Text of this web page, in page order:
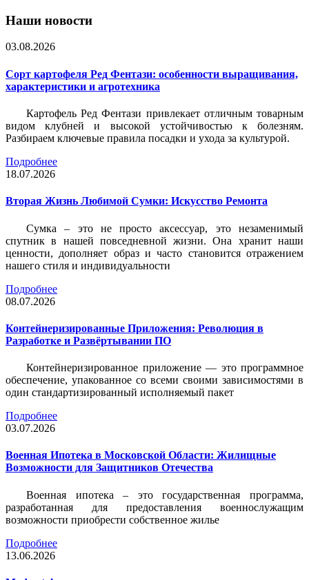
Наши новости
03.08.2026
Сорт картофеля Ред Фентази: особенности выращивания,
характеристики и агротехника
Картофель Ред Фентази привлекает отличным товарным
видом клубней и высокой устойчивостью к болезням.
Разбираем ключевые правила посадки и ухода за культурой.
Подробнее
18.07.2026
Вторая Жизнь Любимой Сумки: Искусство Ремонта
Сумка – это не просто аксессуар, это незаменимый
спутник в нашей повседневной жизни. Она хранит наши
ценности, дополняет образ и часто становится отражением
нашего стиля и индивидуальности
Подробнее
08.07.2026
Контейнеризированные Приложения: Революция в
Разработке и Развёртывании ПО
Контейнеризированное приложение — это программное
обеспечение, упакованное со всеми своими зависимостями в
один стандартизированный исполняемый пакет
Подробнее
03.07.2026
Военная Ипотека в Московской Области: Жилищные
Возможности для Защитников Отечества
Военная ипотека – это государственная программа,
разработанная для предоставления военнослужащим
возможности приобрести собственное жилье
Подробнее
13.06.2026